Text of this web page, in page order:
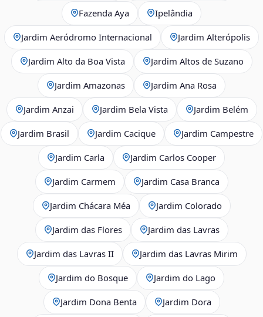
Fazenda Aya Ipelândia
Jardim Aeródromo Internacional Jardim Alterópolis
Jardim Alto da Boa Vista Jardim Altos de Suzano
Jardim Amazonas Jardim Ana Rosa
Jardim Anzai Jardim Bela Vista Jardim Belém
Jardim Brasil Jardim Cacique Jardim Campestre
Jardim Carla Jardim Carlos Cooper
Jardim Carmem Jardim Casa Branca
Jardim Chácara Méa Jardim Colorado
Jardim das Flores Jardim das Lavras
Jardim das Lavras II Jardim das Lavras Mirim
Jardim do Bosque Jardim do Lago
Jardim Dona Benta Jardim Dora